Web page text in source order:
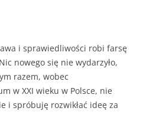
i sprawiedliwości robi farsę
nowego się nie wydarzyło,
razem, wobec
w XXI wieku w Polsce, nie
i spróbuję rozwikłać ideę za